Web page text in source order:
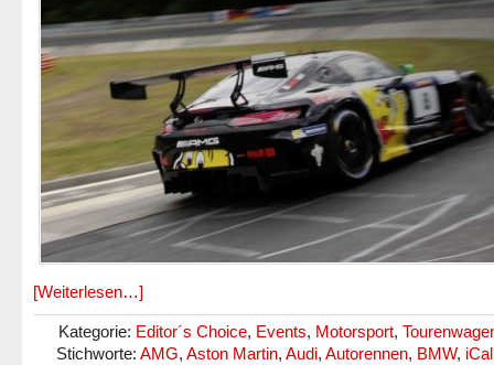
[Weiterlesen…]
Kategorie: Editor´s Choice, Events, Motorsport,
Stichworte: AMG, Aston Martin, Audi, Autorennen, BMW, iCal